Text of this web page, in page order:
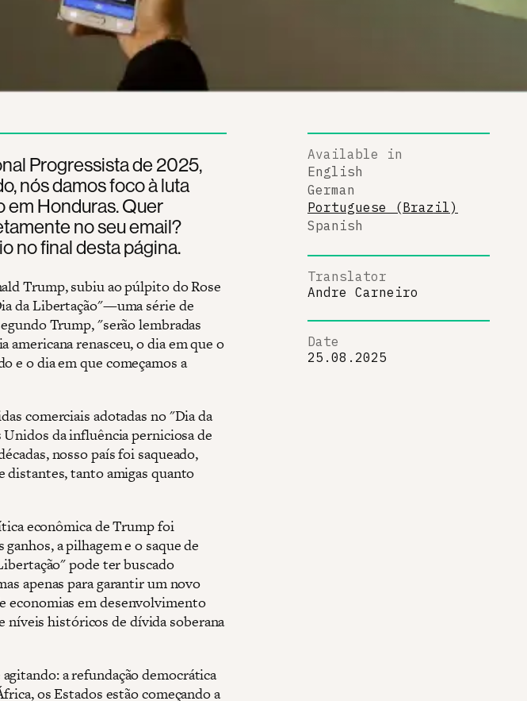
Progressista de 2025,
nós damos foco à luta
Honduras. Quer
no seu email?
no final desta página.
Trump, subiu ao púlpito do Rose
da Libertação"—uma série de
Trump, "serão lembradas
americana renasceu, o dia em que o
e o dia em que começamos a
comerciais adotadas no "Dia da
da influência perniciosa de
nosso país foi saqueado,
distantes, tanto amigas quanto
econômica de Trump foi
a pilhagem e o saque de
pode ter buscado
apenas para garantir um novo
economias em desenvolvimento
níveis históricos de dívida soberana
a refundação democrática
os Estados estão começando a
Available in
English
German
Portuguese (Brazil)
Spanish
Translator
Andre Carneiro
Date
25.08.2025